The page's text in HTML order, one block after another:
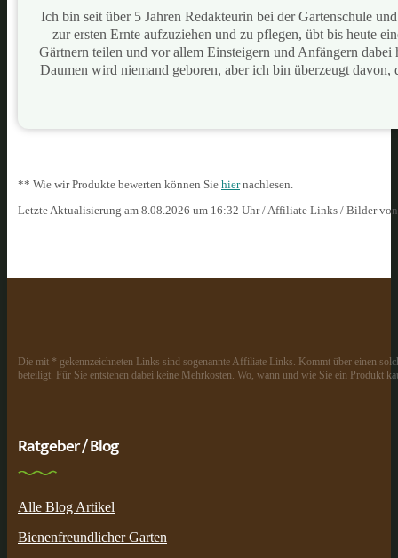
Ich bin seit über 5 Jahren Redakteurin bei der Gartenschule
zur ersten Ernte aufzuziehen und zu pflegen, übt bis heute
Gärtnern teilen und vor allem Einsteigern und Anfängern
Daumen wird niemand geboren, aber ich bin überzeugt
** Wie wir Produkte bewerten können Sie hiernachlesen.
Letzte Aktualisierung am 8.08.2026 um 16:32 Uhr / Affiliate Links / Bilder
Die mit * gekennzeichneten Links sind sogenannte Affiliate Links. Kommt über einen
beteiligt. Für Sie entstehen dabei keine Mehrkosten. Wo, wann und wie Sie ein Produkt
Ratgeber / Blog
Alle Blog Artikel
Bienenfreundlicher Garten